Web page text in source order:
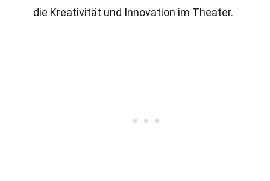
die Kreativität und Innovation im Theater.